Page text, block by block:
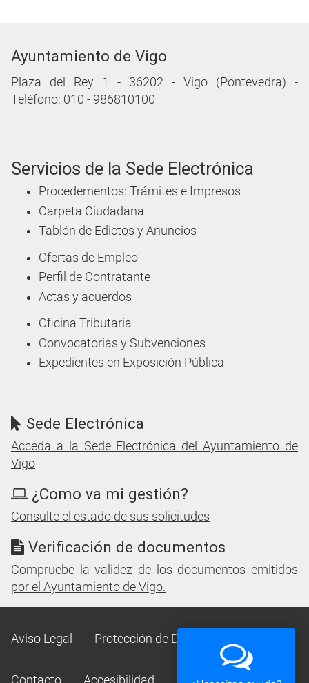
Ayuntamiento de Vigo
Plaza del Rey 1 - 36202 - Vigo (Pontevedra) -
Teléfono: 010 - 986810100
Servicios de la Sede Electrónica
Procedementos: Trámites e Impresos
Carpeta Ciudadana
Tablón de Edictos y Anuncios
Ofertas de Empleo
Perfil de Contratante
Actas y acuerdos
Oficina Tributaria
Convocatorias y Subvenciones
Expedientes en Exposición Pública
Sede Electrónica
Acceda a la Sede Electrónica del Ayuntamiento de
Vigo
¿Como va mi gestión?
Consulte el estado de sus solicitudes
Verificación de documentos
Compruebe la validez de los documentos emitidos
por el Ayuntamiento de Vigo.
Aviso Legal Protección de Datos
Contacto Accesibilidad